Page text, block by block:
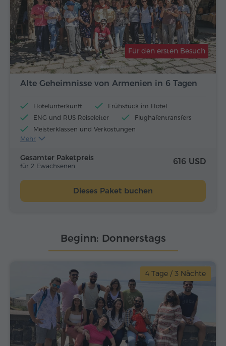
Alte Geheimnisse von Armenien in 6 Tagen
Für den ersten Besuch
Hotelunterkunft
Frühstück im Hotel
ENG und RUS Reiseleiter
Flughafentransfers
Meisterklassen und Verkostungen
Flugtickets
Mehr
Gesamter Paketpreis
für 2 Ewachsenen 616 USD
Dieses Paket buchen
Beginn: Donnerstags
4 Tage / 3 Nächte